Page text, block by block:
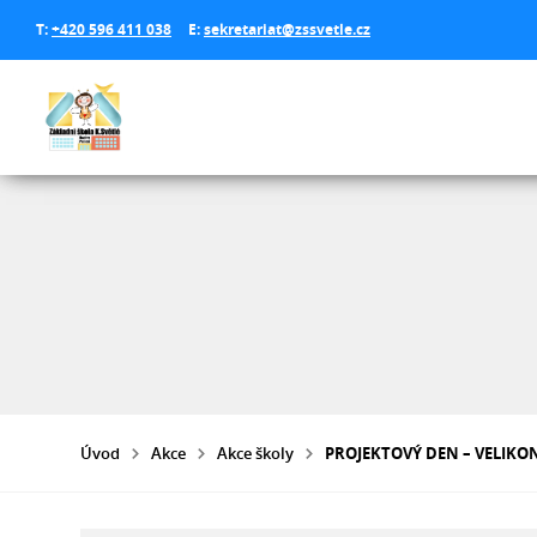
T:+420 596 411 038 E:sekretariat@zssvetle.cz
Úvod Akce Akce školy PROJEKTOVÝ DEN –